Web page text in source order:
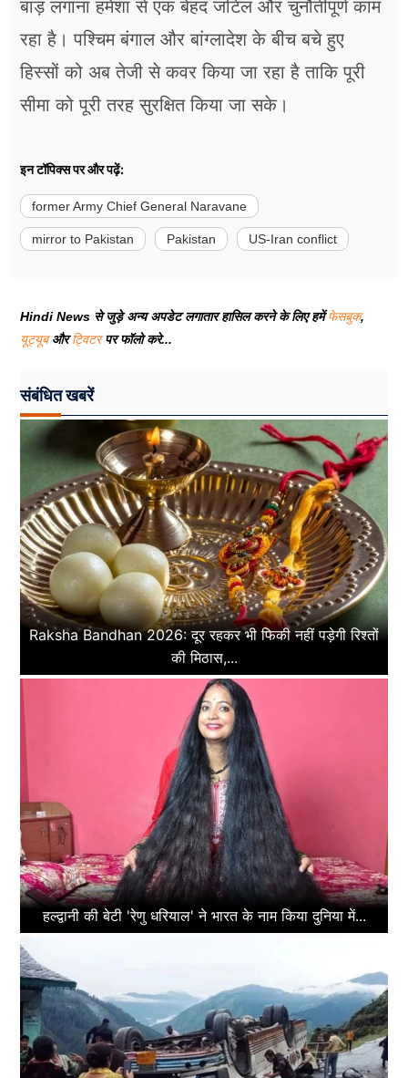
बाड़ लगाना हमेशा से एक बेहद जटिल और चुनौतीपूर्ण काम
रहा है। पश्चिम बंगाल और बांग्लादेश के बीच बचे हुए
हिस्सों को अब तेजी से कवर किया जा रहा है ताकि पूरी
सीमा को पूरी तरह सुरक्षित किया जा सके।
इन टॉपिक्स पर और पढ़ें:
former Army Chief General Naravane
mirror to Pakistan Pakistan US-Iran conflict
Hindi News से जुड़े अन्य अपडेट लगातार हासिल करने के लिए हमेंफेसबुक,
यूट्यूबऔरट्विटरपर फॉलो करे...
संबंधित खबरें
Raksha Bandhan 2026: दूर रहकर भी फिकी नहीं पड़ेगी रिश्तों
की मिठास,...
हल्द्वानी की बेटी 'रेणु धरियाल' ने भारत के नाम किया दुनिया में...